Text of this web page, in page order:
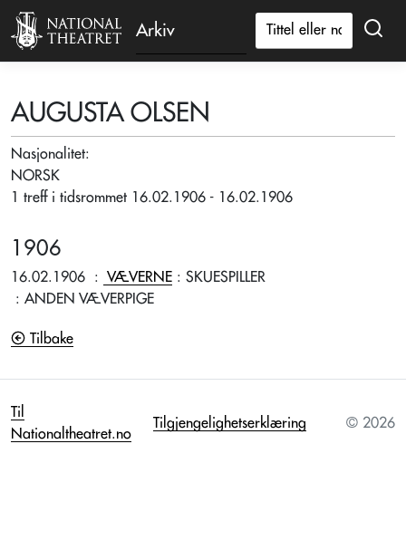
Arkiv
AUGUSTA OLSEN
Nasjonalitet:
NORSK
1 treff i tidsrommet 16.02.1906 - 16.02.1906
1906
16.02.1906 : VÆVERNE : SKUESPILLER
: ANDEN VÆVERPIGE
Tilbake
Til
Nationaltheatret.no
Tilgjengelighetserklæring © 2026